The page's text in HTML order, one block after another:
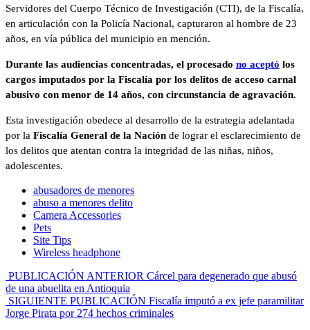
Servidores del Cuerpo Técnico de Investigación (CTI), de la Fiscalía,
en articulación con la Policía Nacional, capturaron al hombre de 23
años, en vía pública del municipio en mención.
Durante las audiencias concentradas, el procesado no aceptó los
cargos imputados por la Fiscalía por los delitos de acceso carnal
abusivo con menor de 14 años, con circunstancia de agravación.
Esta investigación obedece al desarrollo de la estrategia adelantada
por la Fiscalía General de la Nación de lograr el esclarecimiento de
los delitos que atentan contra la integridad de las niñas, niños,
adolescentes.
abusadores de menores
abuso a menores delito
Camera Accessories
Pets
Site Tips
Wireless headphone
PUBLICACIÓN ANTERIOR Cárcel para degenerado que abusó
de una abuelita en Antioquia
SIGUIENTE PUBLICACIÓN Fiscalía imputó a ex jefe paramilitar
Jorge Pirata por 274 hechos criminales